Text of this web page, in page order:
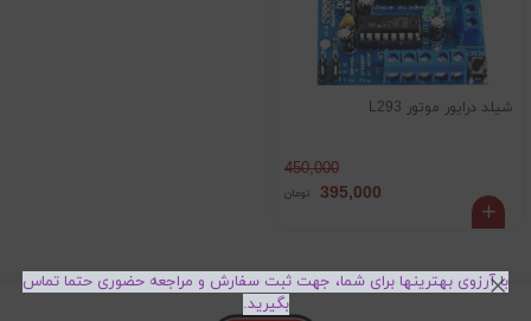
شیلد درایور موتور L293
450,000
395,000 تومان
با آرزوی بهترینها برای شما، جهت ثبت سفارش و مراجعه حضوری حتما تماس
بگیرید.